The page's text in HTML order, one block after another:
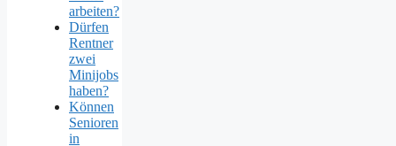
arbeiten?
Dürfen
Rentner
zwei
Minijobs
haben?
Können
Senioren
in